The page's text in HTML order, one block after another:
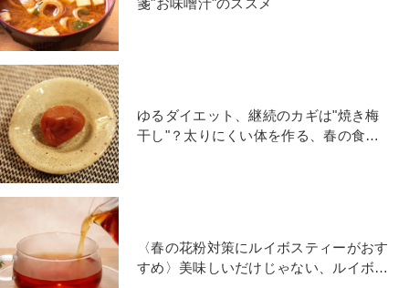
箋"お味噌汁"のススメ
ゆるダイエット、継続のカギは"焼き梅
干し"？太りにくい体を作る、春の食養
〈春の花粉対策にルイボスティーがおす
すめ〉美味しいだけじゃない、ルイボス